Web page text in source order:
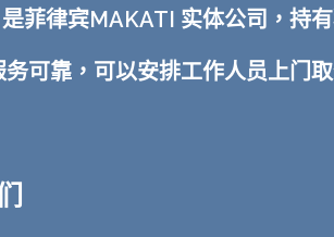
菲律宾MAKATI 实体公司，持
可靠，可以安排工作人员上门